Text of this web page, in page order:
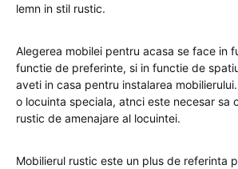
lemn in stil rustic.
Alegerea mobilei pentru acasa se face in
functie de preferinte, si in functie de
aveti in casa pentru instalarea
o locuinta speciala, atnci este necesar sa
rustic de amenajare al locuintei.
Mobilierul rustic este un plus de referinta